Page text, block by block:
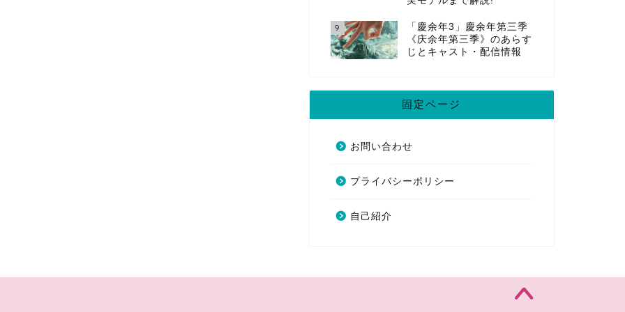
9
「慶余年3」慶余年第三季
《庆余年第三季》のあらす
じとキャスト・配信情報
固定ページ
お問い合わせ
プライバシーポリシー
自己紹介